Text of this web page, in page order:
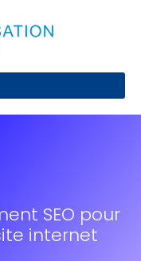
SEO pour
internet